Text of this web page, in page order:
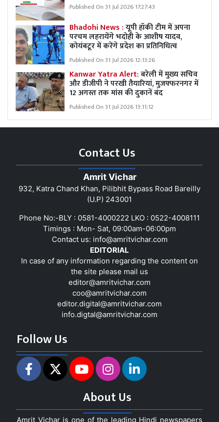
Published On 31 Jul 2026 17:27:43
Bhadohi News :यूपी हॉकी टीम में अपना
परचम लहरायेंगे भदोही के आशीष यादव,
कोयंबटूर में करेंगे प्रदेश का प्रतिनिधित्व
Published On 31 Jul 2026 12:13:26
Kanwar Yatra Alert:बरेली में मुख्य सचिव
और डीजीपी ने परखी तैयारियां, मुजफ्फरनगर में
12 अगस्त तक मांस की दुकानें बंद
Published On 31 Jul 2026 13:11:12
Contact Us
Amrit Vichar
932, Katra Chand Khan, Pilibhit Bypass Road Bareilly
(U.P) 243001
Phone No:-BLY : 0581-4000222 LKO : 0522-4008111
Timings : Mon- Sat, 09:00am-06:00pm
Contact us: info@amritvichar.com
EDITORIAL
In case of any information regarding the content on
the site please mail us
editor@amritvichar.com
coo@amritvichar.com
editor.digital@amritvichar.com
info.digtal@amritvichar.com
Follow Us
About Us
Amrit Vichar is one of the leading Hindi newspapers